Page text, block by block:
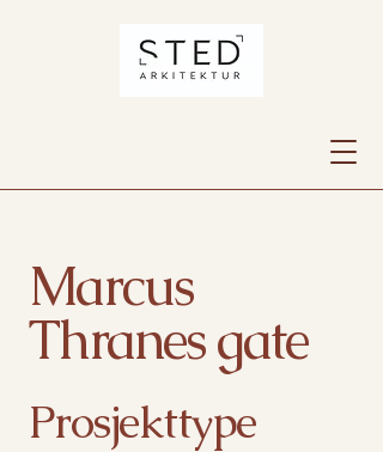
Marcus
Thranes gate
Prosjekttype